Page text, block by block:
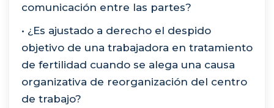
comunicación entre las partes?
• ¿Es ajustado a derecho el despido
objetivo de una trabajadora en tratamiento
de fertilidad cuando se alega una causa
organizativa de reorganización del centro
de trabajo?